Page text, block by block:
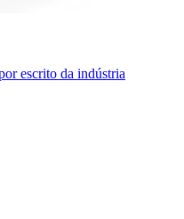
escrito da indústria